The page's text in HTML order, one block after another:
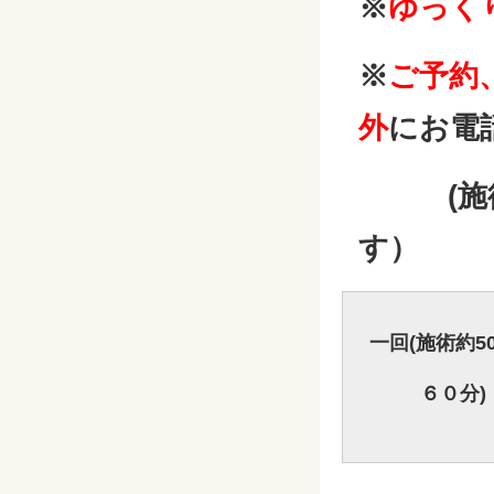
※ゆっく
※ご予約
外にお電
(施術
す）
一回(施術約
６０分)